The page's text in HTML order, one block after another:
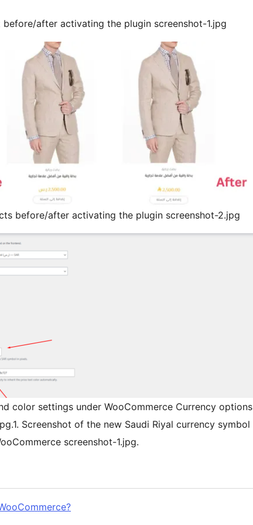
before/after activating the plugin screenshot-1.jpg
before/after activating the plugin screenshot-2.jpg
color settings under WooCommerce Currency options
Screenshot of the new Saudi Riyal currency symbol
screenshot-1.jpg.